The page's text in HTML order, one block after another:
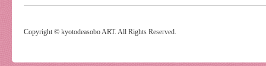
Copyright © kyotodeasobo ART. All Rights Reserved.